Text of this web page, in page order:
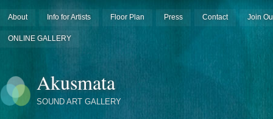
About Info for Artists Floor Plan Press Contact Join
ONLINE GALLERY
Akusmata
SOUND ART GALLERY